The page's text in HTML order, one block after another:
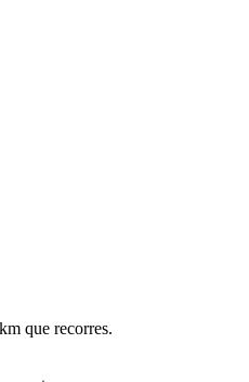
que recorres.